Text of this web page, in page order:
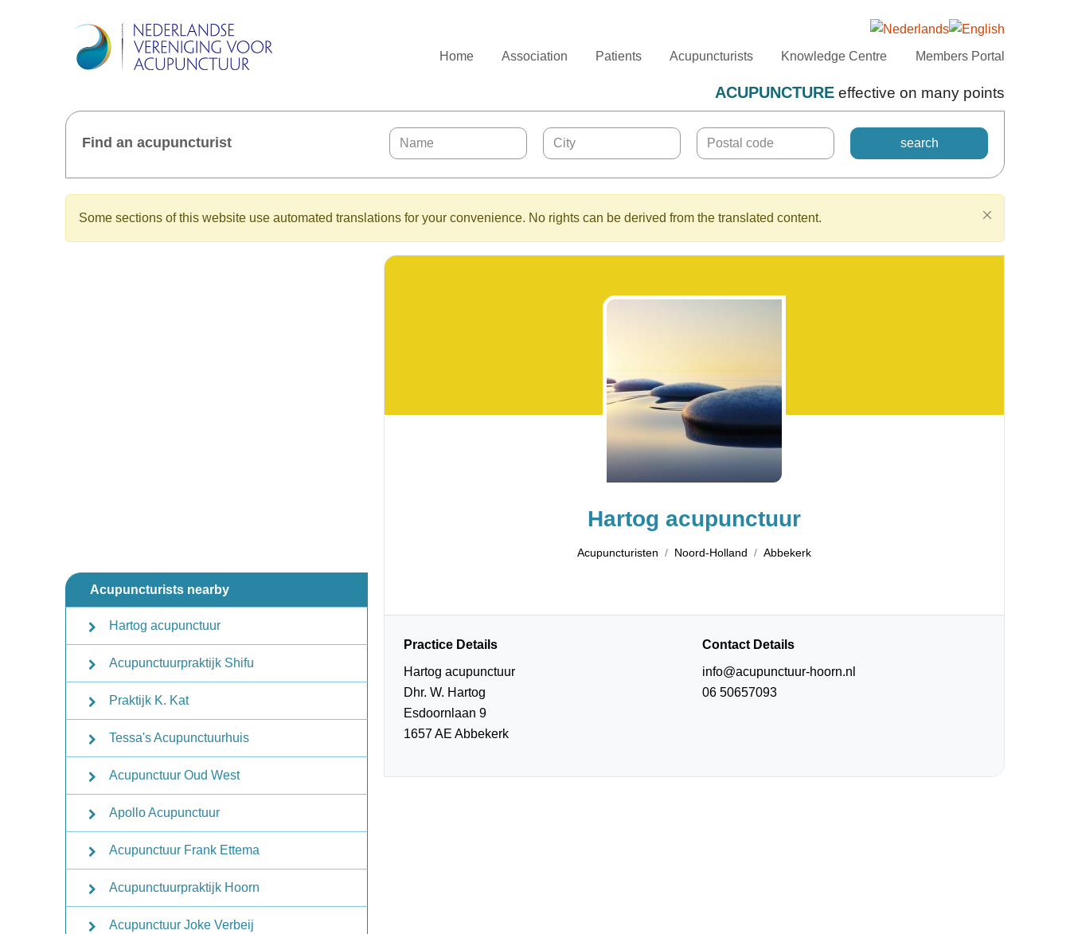
Home Association Patients Acupuncturists Knowledge Centre Members Portal
ACUPUNCTUREeffective on many points
Find an acupuncturist
Some sections of this website use automated translations for your convenience. No rights can be derived from the translated content.
Acupuncturists nearby
Hartog acupunctuur
Acupunctuurpraktijk Shifu
Praktijk K. Kat
Tessa's Acupunctuurhuis
Acupunctuur Oud West
Apollo Acupunctuur
Acupunctuur Frank Ettema
Acupunctuurpraktijk Hoorn
Acupunctuur Joke Verbeij
Hartog acupunctuur
Acupuncturisten Noord-Holland Abbekerk
Practice Details
Hartog acupunctuur
Dhr. W. Hartog
Esdoornlaan 9
1657 AE Abbekerk
Contact Details
info@acupunctuur-hoorn.nl
06 50657093